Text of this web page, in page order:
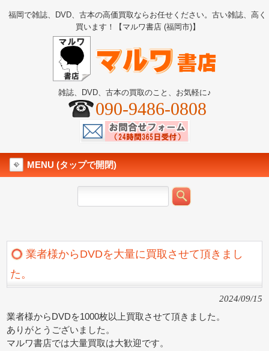
福岡で雑誌、DVD、古本の高価買取ならお任せください。古い雑誌、高く
買います！【マルワ書店 (福岡市)】
雑誌、DVD、古本の買取のこと、お気軽に♪
090-9486-0808
MENU (タップで開閉)
業者様からDVDを大量に買取させて頂きまし
た。
2024/09/15
業者様からDVDを1000枚以上買取させて頂きました。
ありがとうございました。
マルワ書店では大量買取は大歓迎です。